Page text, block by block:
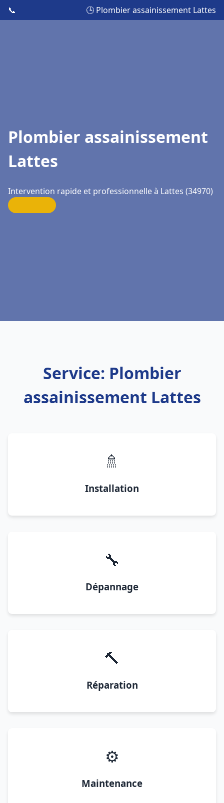
📞 🕒 Plombier assainissement Lattes
Plombier assainissement
Lattes
Intervention rapide et professionnelle à Lattes (34970)
Service: Plombier
assainissement Lattes
🚿
Installation
🔧
Dépannage
🔨
Réparation
⚙️
Maintenance